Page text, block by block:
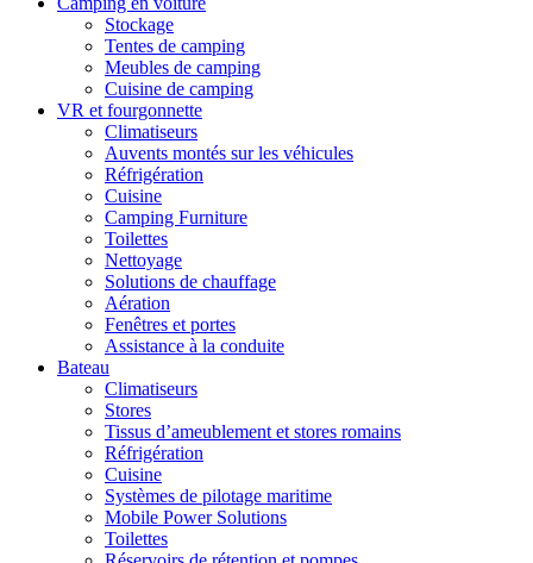
Stockage
Tentes de camping
Meubles de camping
Cuisine de camping
VR et fourgonnette
Climatiseurs
Auvents montés sur les véhicules
Réfrigération
Cuisine
Camping Furniture
Toilettes
Nettoyage
Solutions de chauffage
Aération
Fenêtres et portes
Assistance à la conduite
Bateau
Climatiseurs
Stores
Tissus d’ameublement et stores romains
Réfrigération
Cuisine
Systèmes de pilotage maritime
Mobile Power Solutions
Toilettes